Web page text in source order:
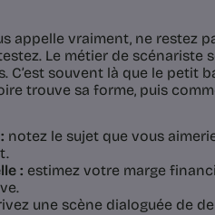
appelle vraiment, ne restez
Le métier de scénariste
C’est souvent là que le petit
trouve sa forme, puis
notez le sujet que vous
: estimez votre marge
une scène dialoguée de